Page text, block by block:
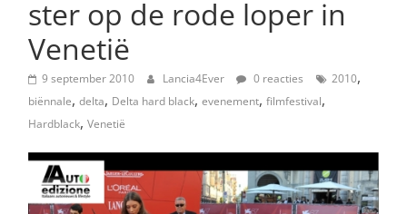
autonieuws
lifestyle
ster op de rode loper in
Venetië
9 september 2010 Lancia4Ever 0 reacties 2010,
biënnale, delta, Delta hard black, evenement, filmfestival,
Hardblack, Venetië